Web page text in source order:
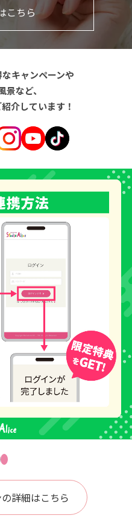
こちら
キャンペーンや
景など、
介しています！
詳細はこちら